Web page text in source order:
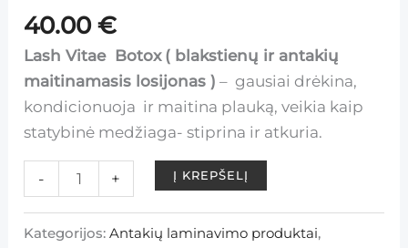
40.00€
Lash Vitae Botox ( blakstienų ir antakių
maitinamasis losijonas ) – gausiai drėkina,
kondicionuoja ir maitina plauką, veikia kaip
statybinė medžiaga- stiprina ir atkuria.
- + Į KREPŠELĮ
Kategorijos:Antakių laminavimo produktai,